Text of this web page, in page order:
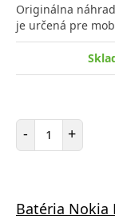
Originálna
je určená pre
- Počet
+
Batéria Nokia